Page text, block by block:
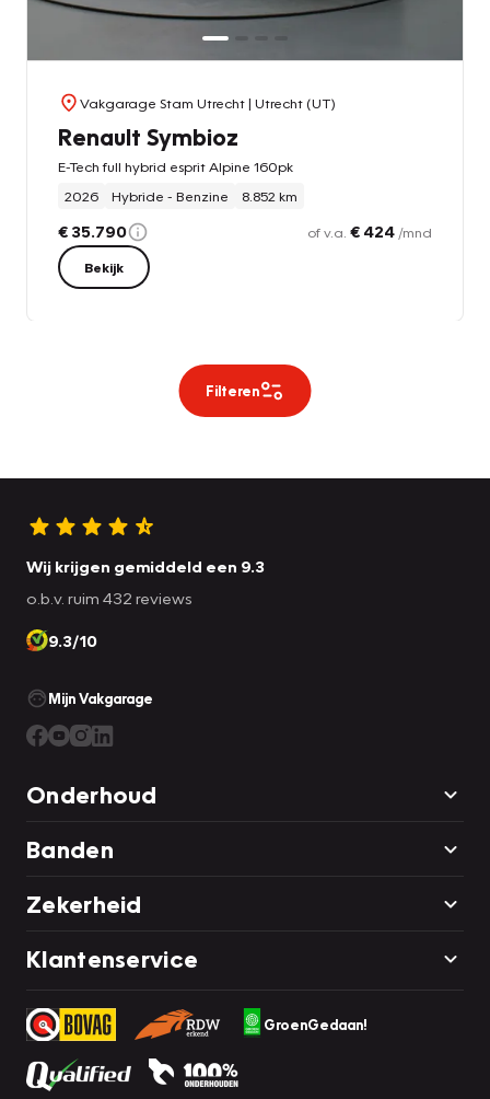
Vakgarage Stam Utrecht| Utrecht (UT)
Renault Symbioz
E-Tech full hybrid esprit Alpine 160pk
2026
Hybride - Benzine 8.852 km
€ 35.790 of v.a. € 424 /mnd
Bekijk
Filteren
Wij krijgen gemiddeld een 9.3
o.b.v. ruim 432 reviews
9.3/10
Mijn Vakgarage
Onderhoud
Banden
Zekerheid
Klantenservice
GroenGedaan!